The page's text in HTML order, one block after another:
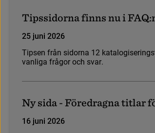
TipssidornafinnsnuiFAQ:
25 juni 2026
Tipsen från sidorna 1 2 katalogiserings
vanliga frågor och svar.
Nysida-Föredragnatitlarf
16 juni 2026